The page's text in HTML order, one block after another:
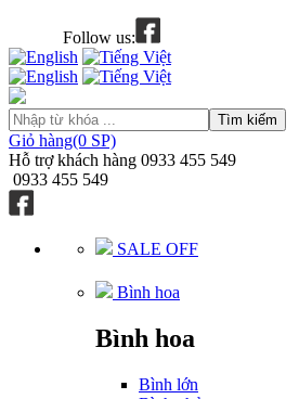
Follow us:
Tìm kiếm
Giỏ hàng(0 SP)
Hỗ trợ khách hàng 0933 455 549
0933 455 549
SALE OFF
Bình hoa
Bình hoa
Bình lớn